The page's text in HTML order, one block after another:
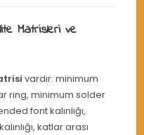
Matrisleri ve
vardır: minimum
ring, minimum solder
font kalınlığı,
katlar arası